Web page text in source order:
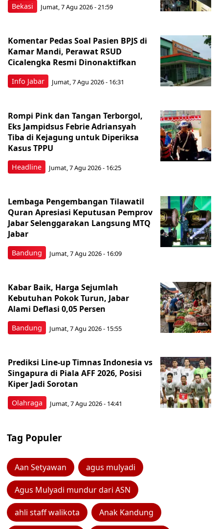
Bekasi Jumat, 7 Agu 2026 - 21:59
Info Jabar
Komentar Pedas Soal Pasien BPJS di
Kamar Mandi, Perawat RSUD
Cicalengka Resmi Dinonaktifkan
Jumat, 7 Agu 2026 - 16:31
Headline
Rompi Pink dan Tangan Terborgol,
Eks Jampidsus Febrie Adriansyah
Tiba di Kejagung untuk Diperiksa
Kasus TPPU
Jumat, 7 Agu 2026 - 16:25
Bandung
Lembaga Pengembangan Tilawatil
Quran Apresiasi Keputusan Pemprov
Jabar Selenggarakan Langsung MTQ
Jabar
Jumat, 7 Agu 2026 - 16:09
Bandung
Kabar Baik, Harga Sejumlah
Kebutuhan Pokok Turun, Jabar
Alami Deflasi 0,05 Persen
Jumat, 7 Agu 2026 - 15:55
Olahraga
Prediksi Line-up Timnas Indonesia vs
Singapura di Piala AFF 2026, Posisi
Kiper Jadi Sorotan
Jumat, 7 Agu 2026 - 14:41
Tag Populer
Aan Setyawan agus mulyadi
Agus Mulyadi mundur dari ASN
ahli staff walikota Anak Kandung